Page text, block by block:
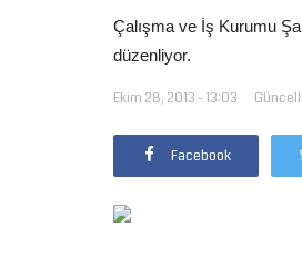
Çalışma ve İş Kurumu
düzenliyor.
Ekim 28, 2013 - 13:03
Facebook